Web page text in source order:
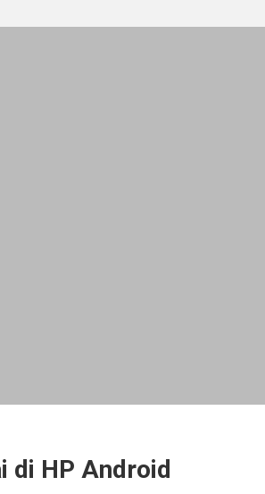
di HP Android